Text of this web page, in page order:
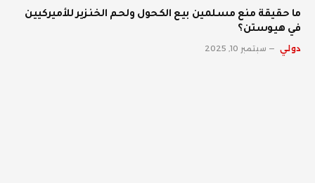
ما حقيقة منع مسلمين بيع الكحول ولحم الخنزير للأميركيين
في هيوستن؟
دولي سبتمبر 10, 2025